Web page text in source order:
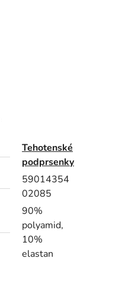
Tehotenské
podprsenky
59014354
02085
90%
polyamid,
10%
elastan